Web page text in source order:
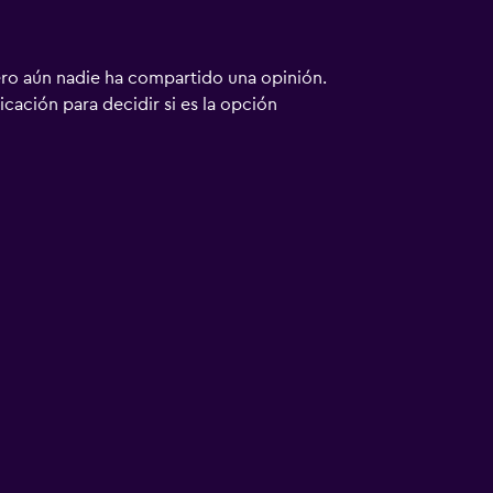
aún nadie ha compartido una opinión.
para decidir si es la opción